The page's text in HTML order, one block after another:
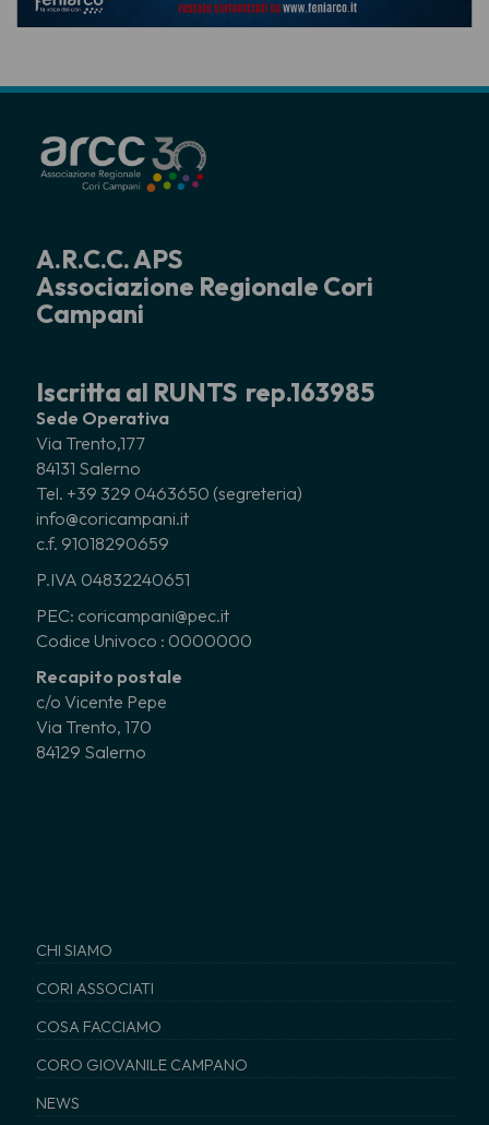
A.R.C.C. APS
Associazione Regionale Cori
Campani
Iscritta al RUNTS rep.163985
Sede Operativa
Via Trento,177
84131 Salerno
Tel. +39 329 0463650 (segreteria)
info@coricampani.it
c.f. 91018290659
P.IVA 04832240651
PEC: coricampani@pec.it
Codice Univoco : 0000000
Recapito postale
c/o Vicente Pepe
Via Trento, 170
84129 Salerno
CHI SIAMO
CORI ASSOCIATI
COSA FACCIAMO
CORO GIOVANILE CAMPANO
NEWS